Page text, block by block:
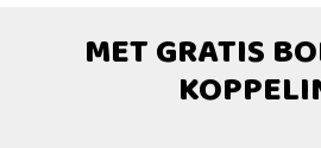
MET GRATIS